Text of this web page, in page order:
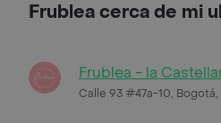
Frublea cerca de mi
Frublea - la
Calle 93 #47a-10,